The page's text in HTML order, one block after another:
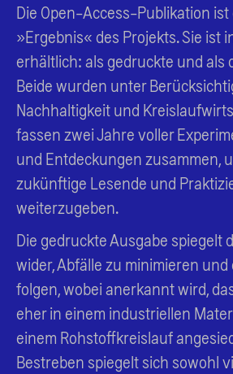
Die Open-Access-Publikation
»Ergebnis« des Projekts. Sie ist
erhältlich: als gedruckte und als
Beide wurden unter
Nachhaltigkeit und
fassen zwei Jahre voller
und Entdeckungen zusammen,
zukünftige Lesende und
weiterzugeben.
Die gedruckte Ausgabe spiegelt
wider, Abfälle zu minimieren
folgen, wobei anerkannt wird,
eher in einem industriellen
einem Rohstoffkreislauf
Bestreben spiegelt sich sowohl